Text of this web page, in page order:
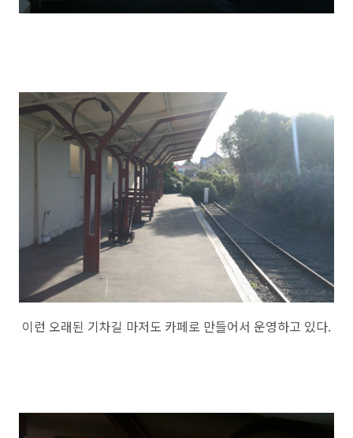
이런 오래된 기차길 마저도 카페로 만들어서 운영하고 있다.